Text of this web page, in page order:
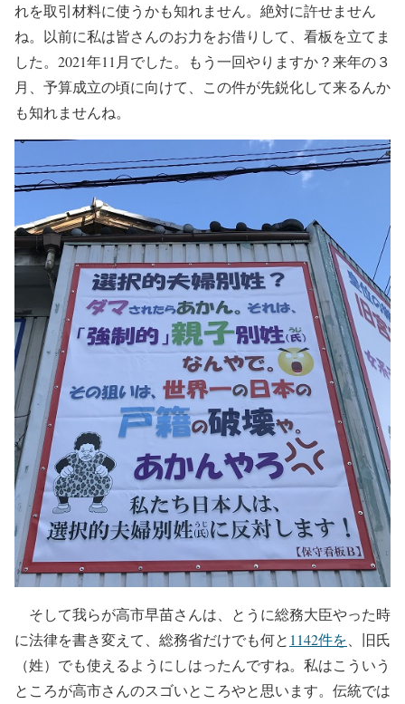
れを取引材料に使うかも知れません。絶対に許せません
ね。以前に私は皆さんのお力をお借りして、看板を立てま
した。2021年11月でした。もう一回やりますか？来年の３
月、予算成立の頃に向けて、この件が先鋭化して来るんか
も知れませんね。
そして我らが高市早苗さんは、とうに総務大臣やった時
に法律を書き変えて、総務省だけでも何と 1142件を 、旧氏
（姓）でも使えるようにしはったんですね。私はこういう
ところが高市さんのスゴいところやと思います。伝統では